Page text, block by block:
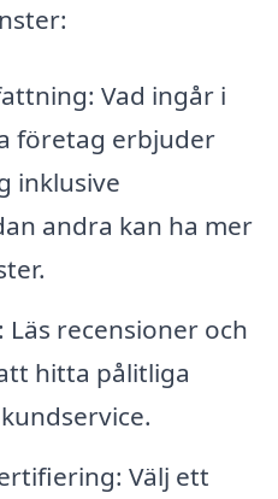
Vad ingår i
företag erbjuder
inklusive
andra kan ha mer
recensioner och
hitta pålitliga
Välj ett